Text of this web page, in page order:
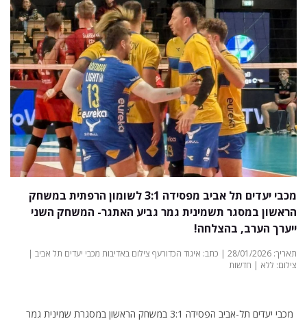
מכבי יעדים תל אביב מפסידה 3:1 לשומון הרפתית במשחק
הראשון במסגר תשמינית גמר גביע האתגר- המשחק השני
ייערך הערב, בהצלחה!
תאריך: 28/01/2026 | כתב: איגוד הכדורעף צילום באדיבות מכבי יעדים תל אביב |
צילום: ללא | חדשות
מכבי יעדים תל-אביב הפסידה 3:1 במשחק הראשון במסגרת שמינית גמר